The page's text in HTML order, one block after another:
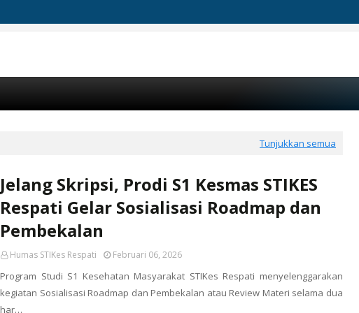
Tunjukkan semua
Jelang Skripsi, Prodi S1 Kesmas STIKES
Respati Gelar Sosialisasi Roadmap dan
Pembekalan
Humas STIKes Respati Februari 06, 2026
Program Studi S1 Kesehatan Masyarakat STIKes Respati menyelenggarakan
kegiatan Sosialisasi Roadmap dan Pembekalan atau Review Materi selama dua
har…